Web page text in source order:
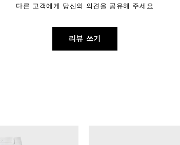
다른 고객에게 당신의 의견을 공유해 주세요
리뷰 쓰기